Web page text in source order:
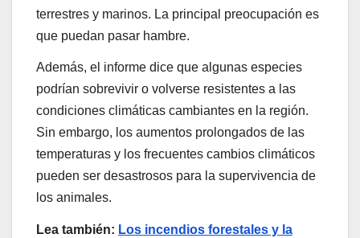
terrestres y marinos. La principal preocupación es
que puedan pasar hambre.
Además, el informe dice que algunas especies
podrían sobrevivir o volverse resistentes a las
condiciones climáticas cambiantes en la región.
Sin embargo, los aumentos prolongados de las
temperaturas y los frecuentes cambios climáticos
pueden ser desastrosos para la supervivencia de
los animales.
Lea también: Los incendios forestales y la